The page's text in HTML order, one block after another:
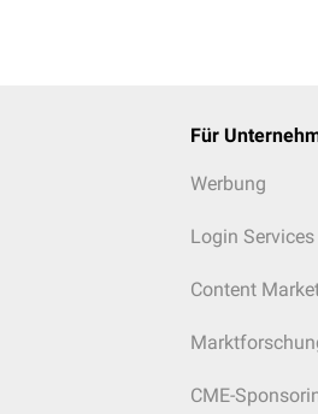
Für
Werbung
Login Services
Content
CME-